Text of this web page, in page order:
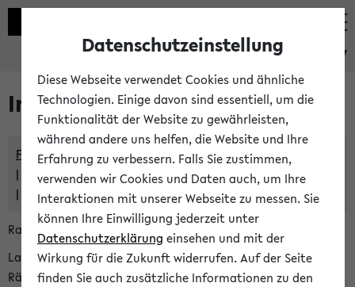
eKVV
Im eKVV verwaltete Räume
Freie Räume und Veranstaltungsüberschneidungen
Raumüberschneidungen
Hinweise der zentralen Raumvergabe
Raumanfragen:
raumvergabe@uni-bielefeld.de
Lassen Sie sich alle Räume anzeigen oder suchen Sie nach
Räumen mit bestimmten Eigenschaften:
Datenschutzeinstellung
Diese Webseite verwendet Cookies und ähnliche
Technologien. Einige davon sind essentiell, um die
Funktionalität der Website zu gewährleisten,
während andere uns helfen, die Website und Ihre
Erfahrung zu verbessern. Falls Sie zustimmen,
verwenden wir Cookies und Daten auch, um Ihre
Interaktionen mit unserer Webseite zu messen. Sie
können Ihre Einwilligung jederzeit unter
Datenschutzerklärung einsehen und mit der
Wirkung für die Zukunft widerrufen. Auf der Seite
finden Sie auch zusätzliche Informationen zu den